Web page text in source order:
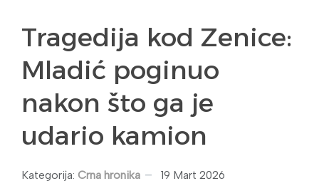
Tragedija kod Zenice:
Mladić poginuo
nakon što ga je
udario kamion
Kategorija: Crna hronika 19 Mart 2026